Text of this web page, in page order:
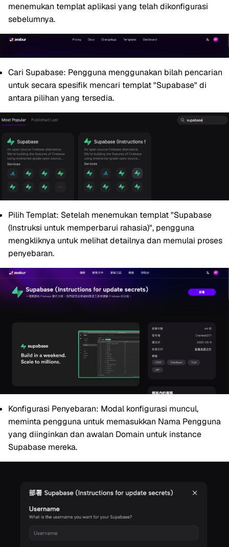
menemukan templat aplikasi yang telah dikonfigurasi
sebelumnya.
Cari Supabase: Pengguna menggunakan bilah pencarian
untuk secara spesifik mencari templat "Supabase" di
antara pilihan yang tersedia.
Pilih Templat: Setelah menemukan templat "Supabase
(Instruksi untuk memperbarui rahasia)", pengguna
mengkliknya untuk melihat detailnya dan memulai proses
penyebaran.
Konfigurasi Penyebaran: Modal konfigurasi muncul,
meminta pengguna untuk memasukkan Nama Pengguna
yang diinginkan dan awalan Domain untuk instance
Supabase mereka.